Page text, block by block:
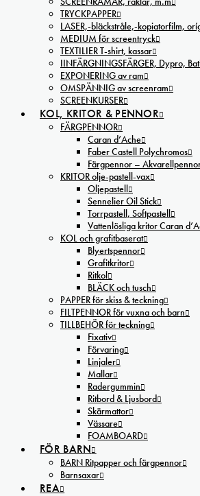
TRYCKPAPPER
LASER,-bläckstråle,-kopiatorfilm,
MEDIUM för screentryck
TEXTILIER T-shirt, kassar
IINFÄRGNINGSFÄRGER, Dypro,
EXPONERING av ram
OMSPÄNNIG av screenram
SCREENKURSER
KOL, KRITOR & PENNOR
FÄRGPENNOR
Caran d’Ache
Faber Castell Polychromos
Färgpennor –
KRITOR olje-pastell-vax
Oljepastell
Sennelier Oil Stick
Torrpastell, Softpastell
Vattenlösliga kritor Caran
KOL och grafitbaserat
Blyertspennor
Grafitkritor
Ritkol
BLÄCK och tusch
PAPPER för skiss & teckning
FILTPENNOR för vuxna och barn
TILLBEHÖR för teckning
Fixativ
Förvaring
Linjaler
Mallar
Radergummin
Ritbord & Ljusbord
Skärmattor
Vässare
FOAMBOARD
FÖR BARN
BARN Ritpapper och färgpennor
Barnsaxar
REA